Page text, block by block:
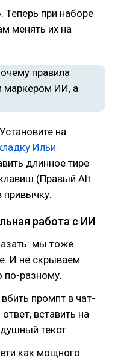
Теперь при наборе
менять их на
Установите на
Ильи
длинное тире
(Правый Alt
привычку.
работа с ИИ
мы тоже
И не скрываем
по-разному.
промпт в чат-
вставить на
текст.
как мощного